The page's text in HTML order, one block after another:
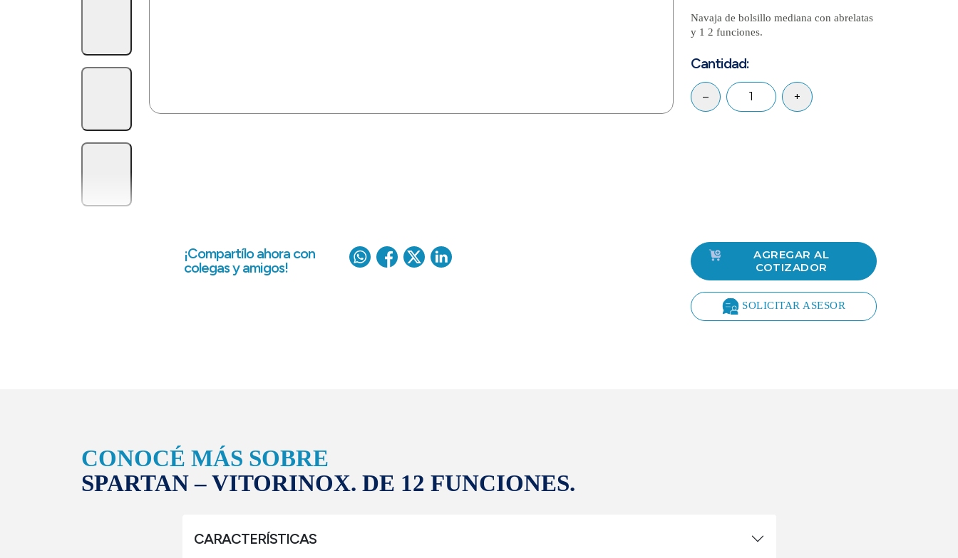
Navaja de bolsillo mediana con abrelatas
y 1 2 funciones.
Cantidad:
– +
¡Compartílo ahora con
colegas y amigos!
AGREGAR AL
COTIZADOR
SOLICITAR ASESOR
CONOCÉ MÁS SOBRE
SPARTAN – VITORINOX. DE 12 FUNCIONES.
CARACTERÍSTICAS